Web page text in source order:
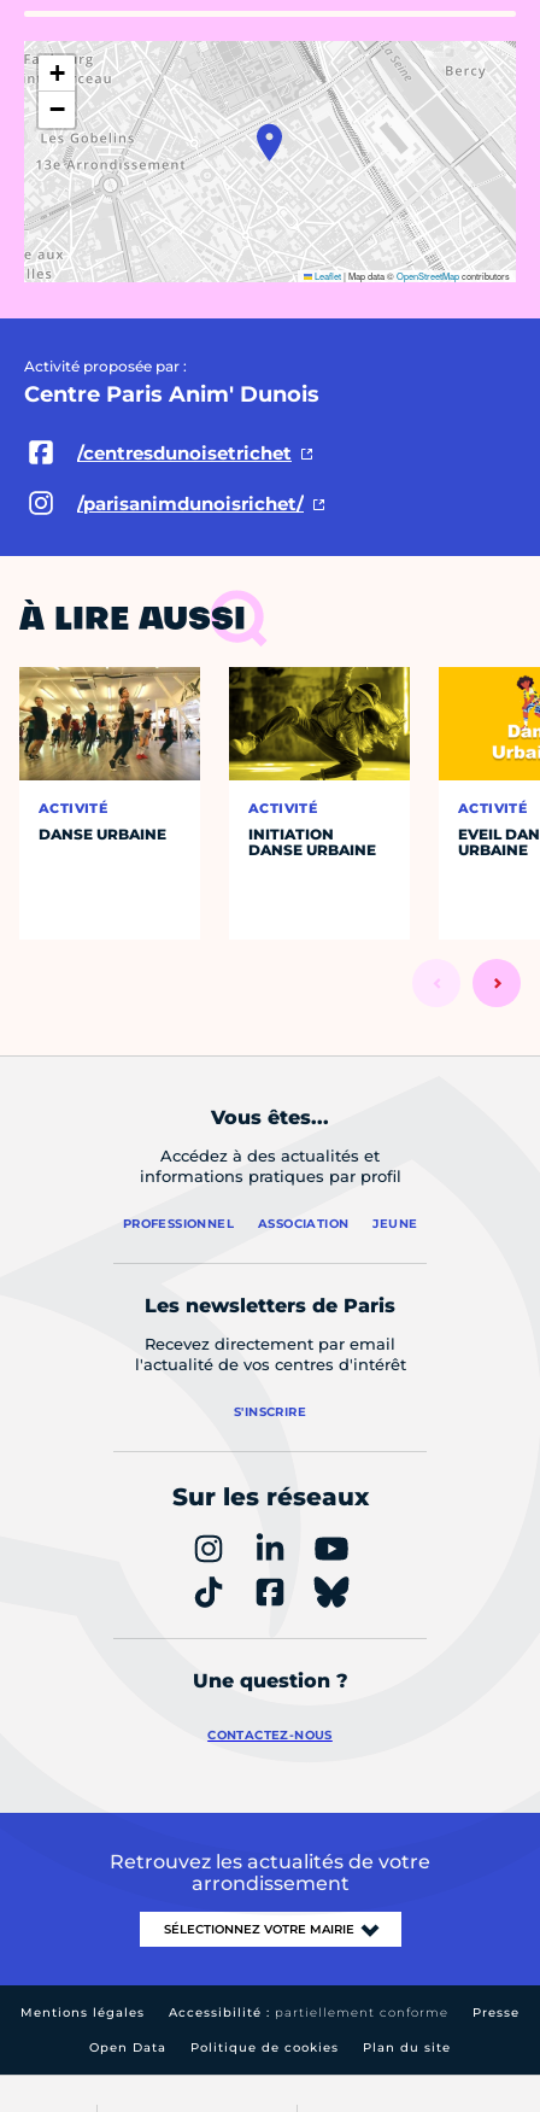
+
−
Leaflet|Map data ©OpenStreetMapcontributors
Activité proposée par :
Centre Paris Anim' Dunois
/centresdunoisetrichet
/parisanimdunoisrichet/
À LIRE AUSSI
ACTIVITÉ
DANSE URBAINE
ACTIVITÉ
INITIATION
DANSE URBAINE
ACTIVITÉ
EVEIL
URBAINE
Vous êtes...
Accédez à des actualités et
informations pratiques par profil
PROFESSIONNEL ASSOCIATION JEUNE
Les newsletters de Paris
Recevez directement par email
l'actualité de vos centres d'intérêt
S'INSCRIRE
Sur les réseaux
Une question ?
CONTACTEZ-NOUS
Retrouvez les actualités de votre
arrondissement
Mentions légales Accessibilité : partiellement conforme Presse
Open Data Politique de cookies Plan du site